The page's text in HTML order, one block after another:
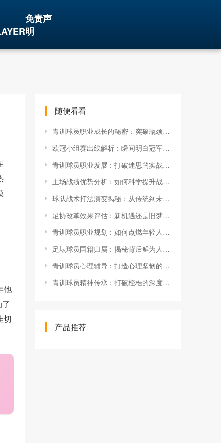
免责声
明
他
切
随便看看
青训球员职业成长的秘密：突破瓶颈的关键策略
欧冠小组赛出线解析：瞬间明白冠军争夺的关键
青训球员职业发展：打破迷思的实战指南
主场战绩优势分析：如何科学提升战队胜率
球队战术打法演变揭秘：从传统到未来的变革之路
足协改革效果评估：新机遇还是旧梦碎？
青训球员职业规划：如何点燃年轻人的足球梦想
足坛球员国籍归属：揭秘背后鲜为人知的秘密
青训球员心理辅导：打造心理坚韧的未来之星
青训球员精神传承：打破桎梏的深度思考
产品推荐